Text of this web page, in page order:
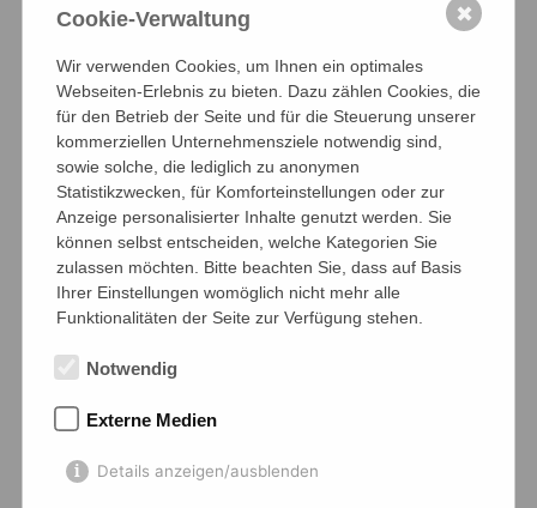
Cookie-Verwaltung
Wir verwenden Cookies, um Ihnen ein optimales
Webseiten-Erlebnis zu bieten. Dazu zählen Cookies, die
für den Betrieb der Seite und für die Steuerung unserer
kommerziellen Unternehmensziele notwendig sind,
sowie solche, die lediglich zu anonymen
Statistikzwecken, für Komforteinstellungen oder zur
Anzeige personalisierter Inhalte genutzt werden. Sie
können selbst entscheiden, welche Kategorien Sie
zulassen möchten. Bitte beachten Sie, dass auf Basis
Ihrer Einstellungen womöglich nicht mehr alle
Funktionalitäten der Seite zur Verfügung stehen.
Notwendig
Externe Medien
Details anzeigen/ausblenden
✖